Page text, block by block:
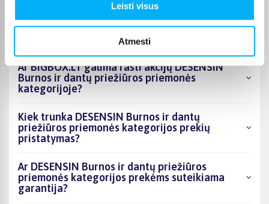
Leisti visus
Atmesti
Kiek prekių yra DESENSIN Burnos ir dantų
priežiūros priemonės kategorijos asortimente
ir kokia žemiausia kaina?
Ar BIGBOX.LT galima rasti akcijų DESENSIN
Burnos ir dantų priežiūros priemonės
kategorijoje?
Kiek trunka DESENSIN Burnos ir dantų
priežiūros priemonės kategorijos prekių
pristatymas?
Ar DESENSIN Burnos ir dantų priežiūros
priemonės kategorijos prekėms suteikiama
garantija?